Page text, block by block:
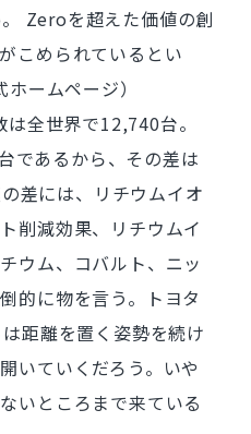
Zeroを超えた価値の創
こめられているとい
ームページ）
全世界で12,740台。
であるから、その差は
差には、リチウムイオ
削減効果、リチウムイ
ウム、コバルト、ニッ
的に物を言う。トヨタ
距離を置く姿勢を続け
いていくだろう。いや
いところまで来ている